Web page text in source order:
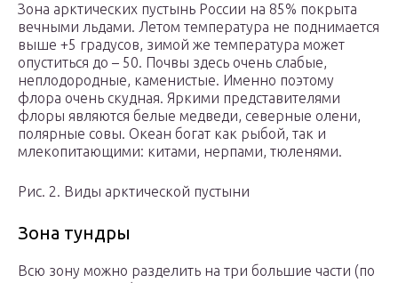
Зона арктических пустынь России на 85% покрыта
вечными льдами. Летом температура не поднимается
выше +5 градусов, зимой же температура может
опуститься до – 50. Почвы здесь очень слабые,
неплодородные, каменистые. Именно поэтому
флора очень скудная. Яркими представителями
флоры являются белые медведи, северные олени,
полярные совы. Океан богат как рыбой, так и
млекопитающими: китами, нерпами, тюленями.
Рис. 2. Виды арктической пустыни
Зона тундры
Всю зону можно разделить на три большие части (по